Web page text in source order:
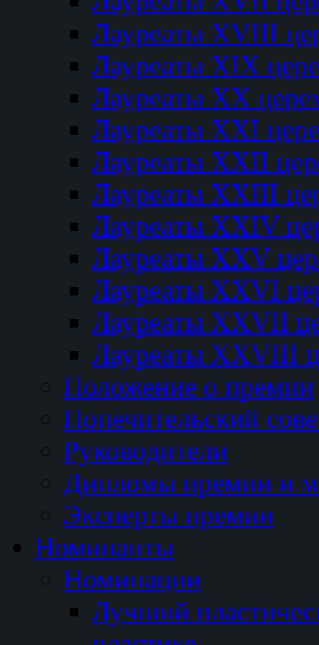
Лауреаты XVIII
Лауреаты XIX
Лауреаты XX
Лауреаты XXI
Лауреаты XXII
Лауреаты XXIII
Лауреаты XXIV
Лауреаты XXV
Лауреаты XXVI
Лауреаты XXVII
Лауреаты XXVIII
Положение о премии
Попечительский
Руководители
Дипломы премии и
Эксперты премии
Номинанты
Номинации
Лучший